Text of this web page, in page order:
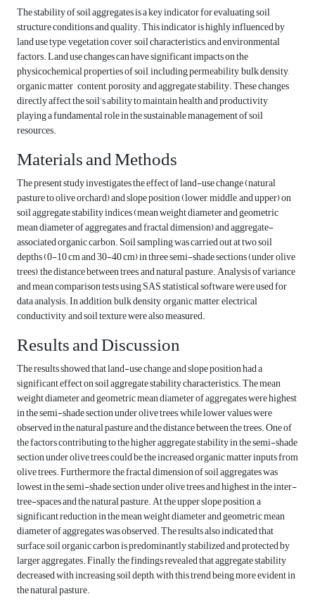
The stability of soil aggregates is a key indicator for evaluating soil
structure conditions and quality. This indicator is highly influenced by
land use type, vegetation cover, soil characteristics, and environmental
factors. Land use changes can have significant impacts on the
physicochemical properties of soil, including permeability, bulk density,
organic matter content, porosity, and aggregate stability. These changes
directly affect the soil’s ability to maintain health and productivity,
playing a fundamental role in the sustainable management of soil
resources.
Materials and Methods
The present study investigates the effect of land-use change (natural
pasture to olive orchard) and slope position (lower, middle, and upper) on
soil aggregate stability indices (mean weight diameter and geometric
mean diameter of aggregates and fractal dimension) and aggregate-
associated organic carbon. Soil sampling was carried out at two soil
depths (0-10 cm and 30-40 cm) in three semi-shade sections (under olive
trees), the distance between trees, and natural pasture. Analysis of variance
and mean comparison tests using SAS statistical software were used for
data analysis. In addition, bulk density, organic matter, electrical
conductivity, and soil texture were also measured.
Results and Discussion
The results showed that land-use change and slope position had a
significant effect on soil aggregate stability characteristics. The mean
weight diameter and geometric mean diameter of aggregates were highest
in the semi-shade section under olive trees, while lower values were
observed in the natural pasture and the distance between the trees. One of
the factors contributing to the higher aggregate stability in the semi-shade
section under olive trees could be the increased organic matter inputs from
olive trees. Furthermore, the fractal dimension of soil aggregates was
lowest in the semi-shade section under olive trees and highest in the inter-
tree-spaces and the natural pasture. At the upper slope position, a
significant reduction in the mean weight diameter and geometric mean
diameter of aggregates was observed. The results also indicated that
surface soil organic carbon is predominantly stabilized and protected by
larger aggregates. Finally, the findings revealed that aggregate stability
decreased with increasing soil depth, with this trend being more evident in
the natural pasture.